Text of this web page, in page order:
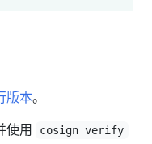
版本。
使用
cosign verify